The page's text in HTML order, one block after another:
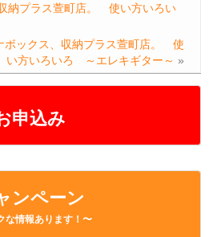
申込み
ンペーン
な情報あります！〜
a
Li
n
k
納プラス萱町店。 使い方いろい
ボックス、収納プラス萱町店。 使
い方いろいろ ～エレキギター～ »